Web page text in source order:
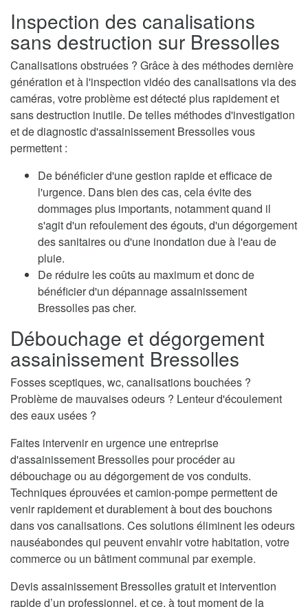
Inspection des canalisations
sans destruction sur Bressolles
Canalisations obstruées ? Grâce à des méthodes dernière
génération et à l'inspection vidéo des canalisations via des
caméras, votre problème est détecté plus rapidement et
sans destruction inutile. De telles méthodes d'investigation
et de diagnostic d'assainissement Bressolles vous
permettent :
De bénéficier d'une gestion rapide et efficace de
l'urgence. Dans bien des cas, cela évite des
dommages plus importants, notamment quand il
s'agit d'un refoulement des égouts, d'un dégorgement
des sanitaires ou d'une inondation due à l'eau de
pluie.
De réduire les coûts au maximum et donc de
bénéficier d'un dépannage assainissement
Bressolles pas cher.
Débouchage et dégorgement
assainissement Bressolles
Fosses sceptiques, wc, canalisations bouchées ?
Problème de mauvaises odeurs ? Lenteur d'écoulement
des eaux usées ?
Faites intervenir en urgence une entreprise
d'assainissement Bressolles pour procéder au
débouchage ou au dégorgement de vos conduits.
Techniques éprouvées et camion-pompe permettent de
venir rapidement et durablement à bout des bouchons
dans vos canalisations. Ces solutions éliminent les odeurs
nauséabondes qui peuvent envahir votre habitation, votre
commerce ou un bâtiment communal par exemple.
Devis assainissement Bressolles gratuit et intervention
rapide d’un professionnel, et ce, à tout moment de la